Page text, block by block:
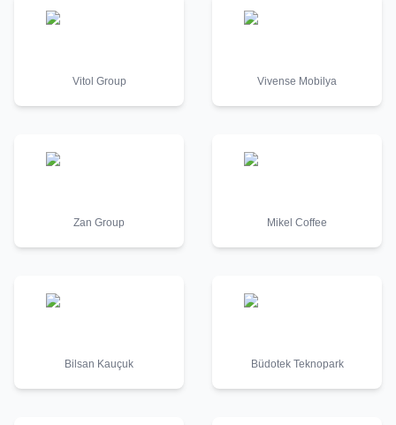
Vitol Group Vivense Mobilya
Zan Group Mikel Coffee
Bilsan Kauçuk Büdotek Teknopark